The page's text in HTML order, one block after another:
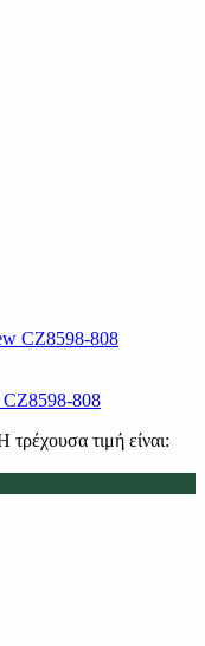
CZ8598-808
τρέχουσα τιμή είναι: